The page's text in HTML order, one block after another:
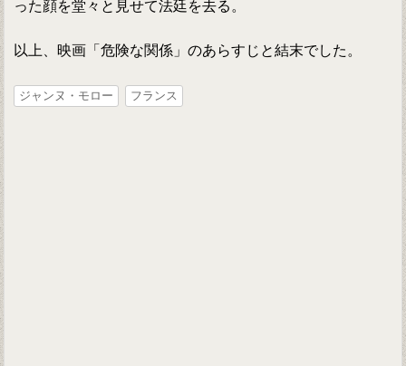
った顔を堂々と見せて法廷を去る。
以上、映画「危険な関係」のあらすじと結末でした。
ジャンヌ・モロー フランス